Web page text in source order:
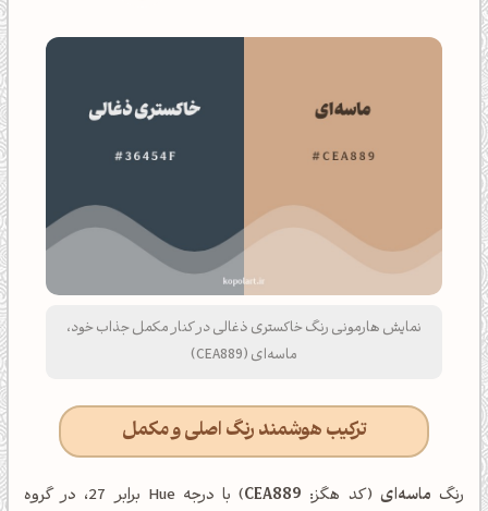
نمایش هارمونی رنگ خاکستری ذغالی در کنار مکمل جذاب خود،
ماسه‌ای (CEA889)
ترکیب هوشمند رنگ اصلی و مکمل
رنگ ماسه‌ای (کد هگز: CEA889) با درجه Hue برابر 27، در گروه